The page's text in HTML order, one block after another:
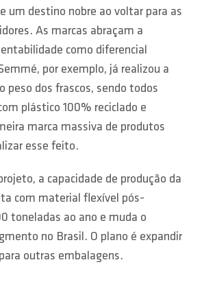
um destino nobre ao voltar para as
As marcas abraçam a
como diferencial
por exemplo, já realizou a
peso dos frascos, sendo todos
plástico 100% reciclado e
marca massiva de produtos
esse feito.
a capacidade de produção da
com material flexível pós-
toneladas ao ano e muda o
no Brasil. O plano é expandir
outras embalagens.